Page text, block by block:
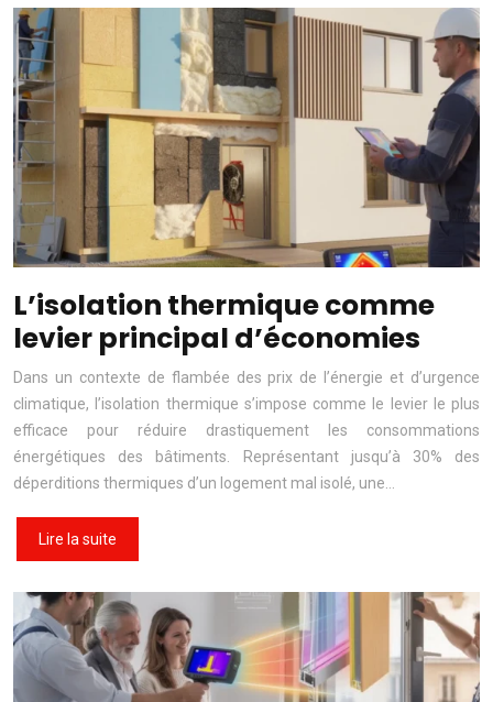
L’isolation thermique comme
levier principal d’économies
Dans un contexte de flambée des prix de l’énergie et d’urgence
climatique, l’isolation thermique s’impose comme le levier le plus
efficace pour réduire drastiquement les consommations
énergétiques des bâtiments. Représentant jusqu’à 30% des
déperditions thermiques d’un logement mal isolé, une…
Lire la suite